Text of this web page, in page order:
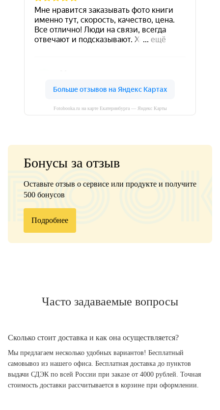
Fotobooka.ru на карте Екатеринбурга — Яндекс Карты
Бонусы за отзыв
Оставьте отзыв о сервисе или продукте и получите
500 бонусов
Подробнее
Часто задаваемые вопросы
Сколько стоит доставка и как она осуществляется?
Мы предлагаем несколько удобных вариантов! Бесплатный
самовывоз из нашего офиса. Бесплатная доставка до пунктов
выдачи СДЭК по всей России при заказе от 4000 рублей. Точная
стоимость доставки рассчитывается в корзине при оформлении.